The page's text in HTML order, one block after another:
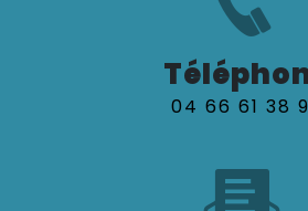
04 66 61 38